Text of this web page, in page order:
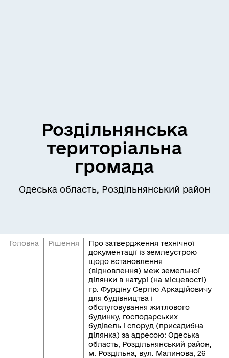
Роздільнянська
територіальна
громада
Одеська область, Роздільнянський район
Головна Рішення
Про затвердження технічної
документації із землеустрою
щодо встановлення
(відновлення) меж земельної
ділянки в натурі (на місцевості)
гр. Фурдіну Сергію Аркадійовичу
для будівництва і
обслуговування житлового
будинку, господарських
будівель і споруд (присадибна
ділянка) за адресою: Одеська
область, Роздільнянський район,
м. Роздільна, вул. Малинова, 26